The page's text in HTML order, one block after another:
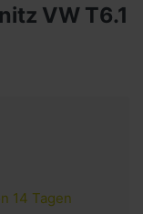
VW T6.1
14 Tagen